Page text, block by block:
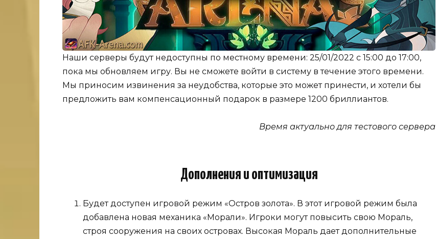
Наши серверы будут недоступны по местному времени: 25/01/2022 с 15:00 до 17:00,
пока мы обновляем игру. Вы не сможете войти в систему в течение этого времени.
Мы приносим извинения за неудобства, которые это может принести, и хотели бы
предложить вам компенсационный подарок в размере 1200 бриллиантов.
Время актуально для тестового сервера
Дополнения и оптимизация
Будет доступен игровой режим «Остров золота». В этот игровой режим была
добавлена новая механика «Морали». Игроки могут повысить свою Мораль,
строя сооружения на своих островах. Высокая Мораль дает дополнительные